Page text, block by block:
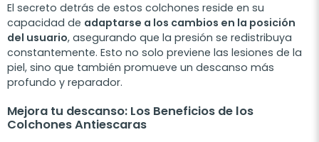
El secreto detrás de estos colchones reside en su
capacidad de adaptarse a los cambios en la posición
del usuario, asegurando que la presión se redistribuya
constantemente. Esto no solo previene las lesiones de la
piel, sino que también promueve un descanso más
profundo y reparador.
Mejora tu descanso: Los Beneficios de los
Colchones Antiescaras